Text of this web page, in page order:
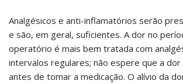
Analgésicos e anti-inflamatórios serão
e são, em geral, suficientes. A dor no
operatório é mais bem tratada com
intervalos regulares; não espere que a
antes de tomar a medicação. O alívio da